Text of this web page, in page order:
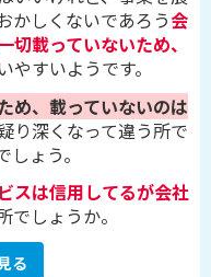
かしくないであろう会
載っていないため、
すいようです。
め、載っていないのは
り深くなって違う所で
ょう。
スは信用してるが会社
でしょうか。
る